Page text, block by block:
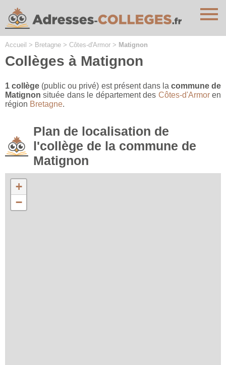
Accueil > Bretagne > Côtes-d'Armor > Matignon
Collèges à Matignon
1 collège (public ou privé) est présent dans la commune de
Matignon située dans le département des Côtes-d'Armoren
région Bretagne.
Plan de localisation de
l'collège de la commune de
Matignon
+
−